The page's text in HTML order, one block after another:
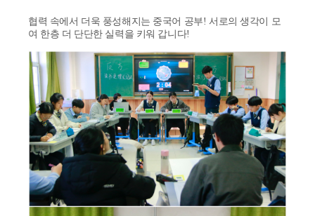
협력 속에서 더욱 풍성해지는 중국어 공부! 서로의 생각이 모
여 한층 더 단단한 실력을 키워 갑니다!